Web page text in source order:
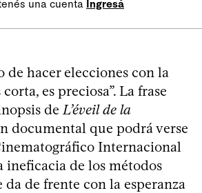
una cuenta Ingresá
de hacer elecciones con la
es preciosa”. La frase
deL’éveil de la
documental que podrá verse
Internacional
ineficacia de los métodos
da de frente con la esperanza